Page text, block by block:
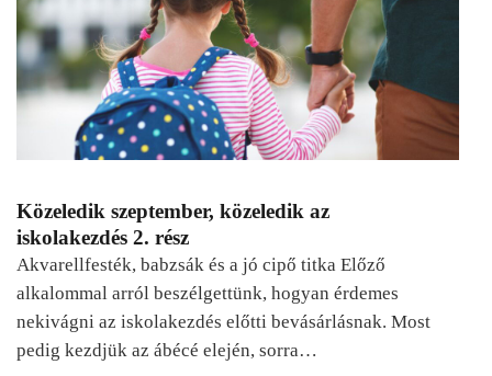
Közeledik szeptember, közeledik az
iskolakezdés 2. rész
Akvarellfesték, babzsák és a jó cipő titka Előző
alkalommal arról beszélgettünk, hogyan érdemes
nekivágni az iskolakezdés előtti bevásárlásnak. Most
pedig kezdjük az ábécé elején, sorra…